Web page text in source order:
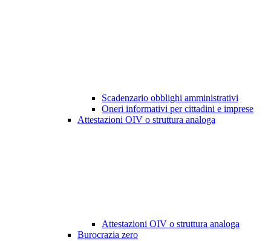
Scadenzario obblighi amministrativi
Oneri informativi per cittadini e imprese
Attestazioni OIV o struttura analoga
Attestazioni OIV o struttura analoga
Burocrazia zero